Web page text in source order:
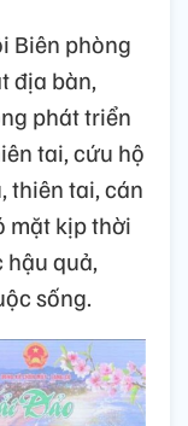
Biên phòng
địa bàn,
phát triển
tai, cứu hộ
thiên tai, cán
mặt kịp thời
hậu quả,
sống.